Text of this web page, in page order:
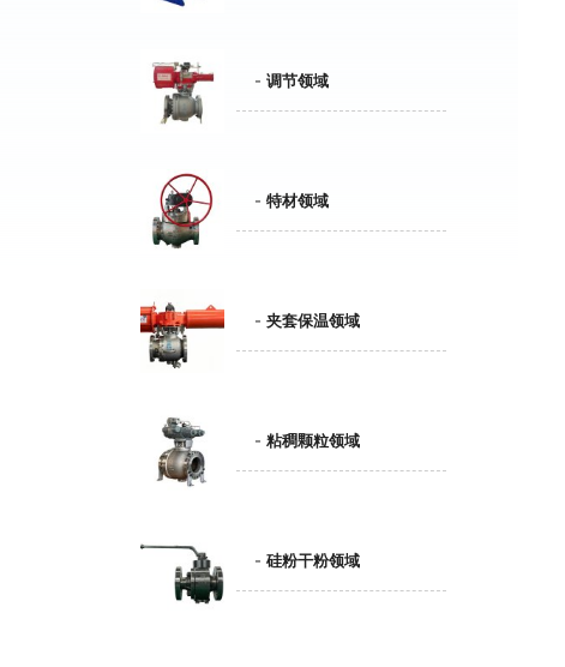
调节领域
特材领域
夹套保温领域
粘稠颗粒领域
硅粉干粉领域